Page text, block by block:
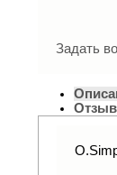
Задать